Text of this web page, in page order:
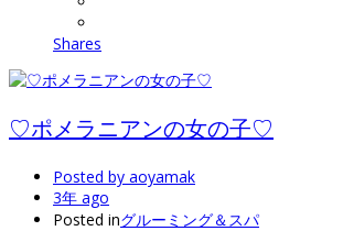
Shares
♡ポメラニアンの女の子♡
Posted by aoyamak
3年 ago
Posted inグルーミング＆スパ